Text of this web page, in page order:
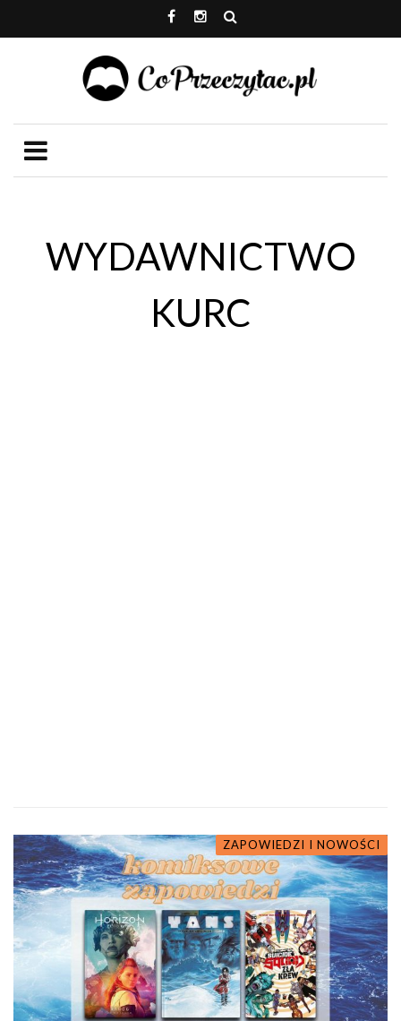
WYDAWNICTWO
KURC
ZAPOWIEDZI I NOWOŚCI